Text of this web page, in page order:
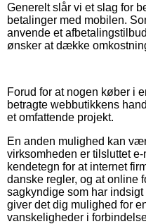
Generelt slår vi et slag for
betalinger med mobilen.
anvende et
ønsker at dække
Forud for at nogen køber i
betragte webbutikkens
et omfattende projekt.
En anden mulighed kan
virksomheden er tilsluttet
kendetegn for at internet
danske regler, og at online
sagkyndige som har
giver det dig mulighed for
vanskeligheder i